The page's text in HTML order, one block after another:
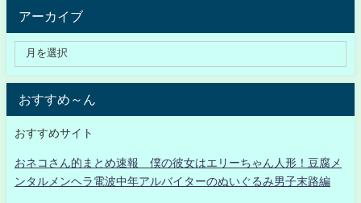
アーカイブ
おすすめ～ん
おすすめサイト
おネコさん的まとめ速報 僕の彼女はエリーちゃん人形！豆腐メ
ンタルメンヘラ電波中年アルバイターのぬいぐるみ男子末路編